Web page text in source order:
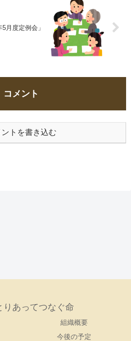
月度定例会」
コメント
ントを書き込む
りあってつなぐ命
組織概要
今後の予定